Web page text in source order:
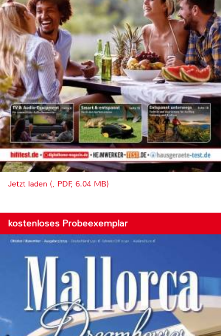
Jetzt laden (, PDF, 6.04 MB)
kostenloses Probeexemplar